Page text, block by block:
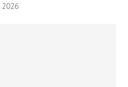
2026